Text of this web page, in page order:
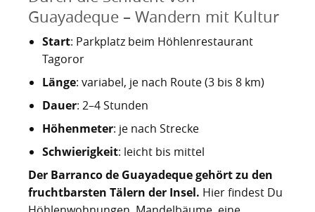
Guayadeque – Wandern mit Kultur
Start: Parkplatz beim Höhlenrestaurant
Tagoror
Länge: variabel, je nach Route (3 bis 8 km)
Dauer: 2–4 Stunden
Höhenmeter: je nach Strecke
Schwierigkeit: leicht bis mittel
Der Barranco de Guayadeque gehört zu den
fruchtbarsten Tälern der Insel. Hier findest Du